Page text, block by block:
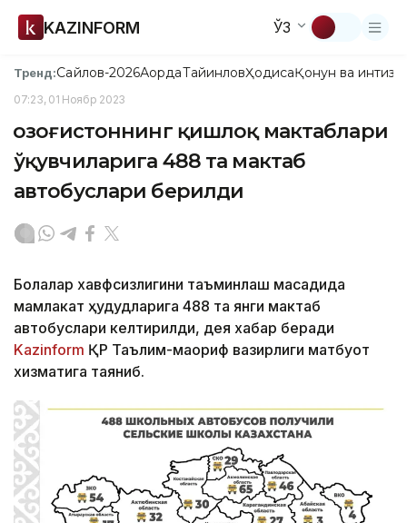
KAZINFORM ЎЗ
Тренд:Сайлов-2026АқордаТайинловҲодисаҚонун ва
07:23, 01 Ноябр 2023
Қозоғистоннинг қишлоқ мактаблари
ўқувчиларига 488 та мактаб
автобуслари берилди
Болалар хавфсизлигини таъминлаш мақсадида
мамлакат ҳудудларига 488 та янги мактаб
автобуслари келтирилди, дея хабар беради
Kazinform ҚР Таълим-маориф вазирлиги матбуот
хизматига таяниб.